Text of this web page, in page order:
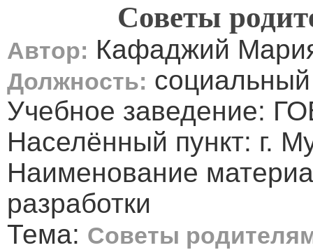
Советы
Автор: Кафаджий
Должность: социальный
Учебное заведение:
Населённый пункт: г.
Наименование
разработки
Тема: Советы